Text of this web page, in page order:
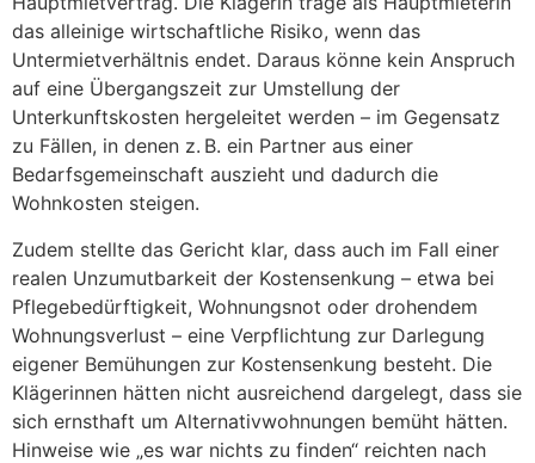
das alleinige wirtschaftliche Risiko, wenn das
Untermietverhältnis endet. Daraus könne kein Anspruch
auf eine Übergangszeit zur Umstellung der
Unterkunftskosten hergeleitet werden – im Gegensatz
zu Fällen, in denen z. B. ein Partner aus einer
Bedarfsgemeinschaft auszieht und dadurch die
Wohnkosten steigen.
Zudem stellte das Gericht klar, dass auch im Fall einer
realen Unzumutbarkeit der Kostensenkung – etwa bei
Pflegebedürftigkeit, Wohnungsnot oder drohendem
Wohnungsverlust – eine Verpflichtung zur Darlegung
eigener Bemühungen zur Kostensenkung besteht. Die
Klägerinnen hätten nicht ausreichend dargelegt, dass sie
sich ernsthaft um Alternativwohnungen bemüht hätten.
Hinweise wie „es war nichts zu finden“ reichten nach